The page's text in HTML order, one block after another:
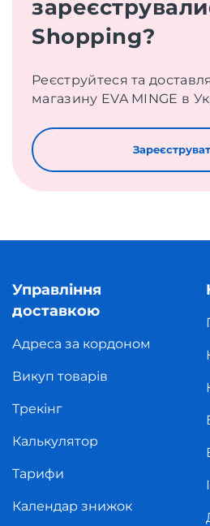
Shopping?
Реєструйтеся та
магазину EVA MINGE в
Управління
доставкою
Адреса за кордоном
Викуп товарів
Трекінг
Калькулятор
Тарифи
Календар знижок